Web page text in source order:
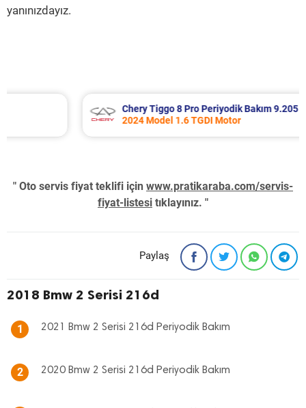
yanınızdayız.
Chery Tiggo 8 Pro Periyodik Bakım 9.205 TL
2024 Model 1.6 TGDI Motor
" Oto servis fiyat teklifi için www.pratikaraba.com/servis-
fiyat-listesi tıklayınız. "
Paylaş
2018 Bmw 2 Serisi 216d
1 2021 Bmw 2 Serisi 216d Periyodik Bakım
2 2020 Bmw 2 Serisi 216d Periyodik Bakım